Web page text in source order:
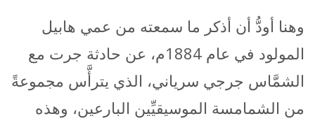
وهنا أودُّ أن أذكر ما سمعته من عمي هابيل
المولود في عام 1884م، عن حادثة جرت مع
الشمَّاس جرجي سرياني، الذي يترأَّس مجموعةً
من الشمامسة الموسيقيِّين البارعين، وهذه